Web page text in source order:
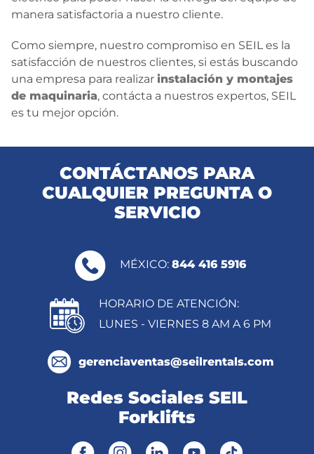
manera satisfactoria a nuestro cliente.
Como siempre, nuestro compromiso en SEIL es la
satisfacción de nuestros clientes, si estás buscando
una empresa para realizar instalación y montajes
de maquinaria, contácta a nuestros expertos, SEIL
es tu mejor opción.
CONTÁCTANOS PARA
CUALQUIER PREGUNTA O
SERVICIO
MÉXICO: 844 416 5916
HORARIO DE ATENCIÓN:
LUNES - VIERNES 8 AM A 6 PM
gerenciaventas@seilrentals.com
Redes Sociales SEIL
Forklifts